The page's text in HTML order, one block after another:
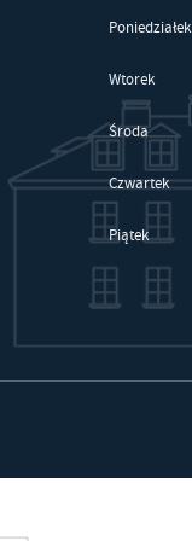
Poniedziałek
Wtorek
Środa
Czwartek
Piątek